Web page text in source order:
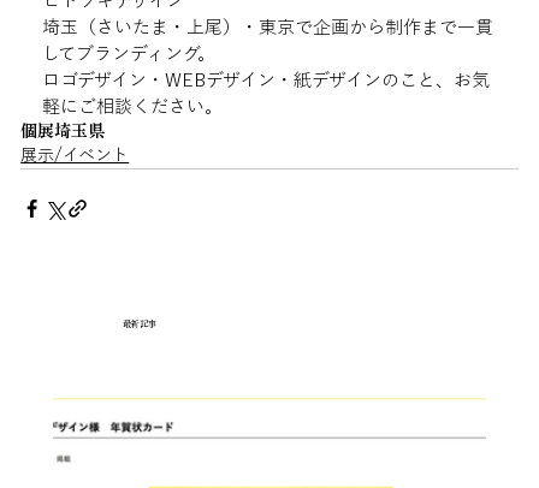
最新記事
埼玉（さいたま・上尾）・東京で企画から制作まで一貫
してブランディング。
ロゴデザイン・WEBデザイン・紙デザインのこと、お気
軽にご相談ください。
個展埼玉県
展示/イベント